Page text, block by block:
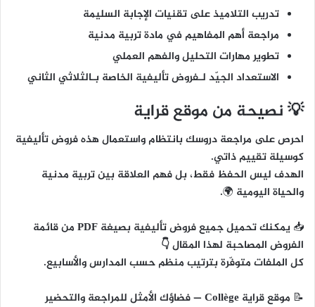
تدريب التلاميذ على تقنيات الإجابة السليمة
مراجعة أهم المفاهيم في مادة تربية مدنية
تطوير مهارات التحليل والفهم العملي
الاستعداد الجيّد لـفروض تأليفية الخاصة بـالثلاثي الثاني
💡 نصيحة من موقع قراية
احرص على مراجعة دروسك بانتظام واستعمال هذه فروض تأليفية
كوسيلة تقييم ذاتي.
الهدف ليس الحفظ فقط، بلفهم العلاقة بين تربية مدنية
والحياة اليومية 🌍.
📥
يمكنك تحميل جميع فروض تأليفية بصيغة PDF من قائمة
الفروض المصاحبة لهذا المقال 👇
كل الملفات متوفّرة بترتيب منظم حسب المدارس والأسابيع.
📝 موقع قراية Collège — فضاؤك الأمثل للمراجعة والتحضير